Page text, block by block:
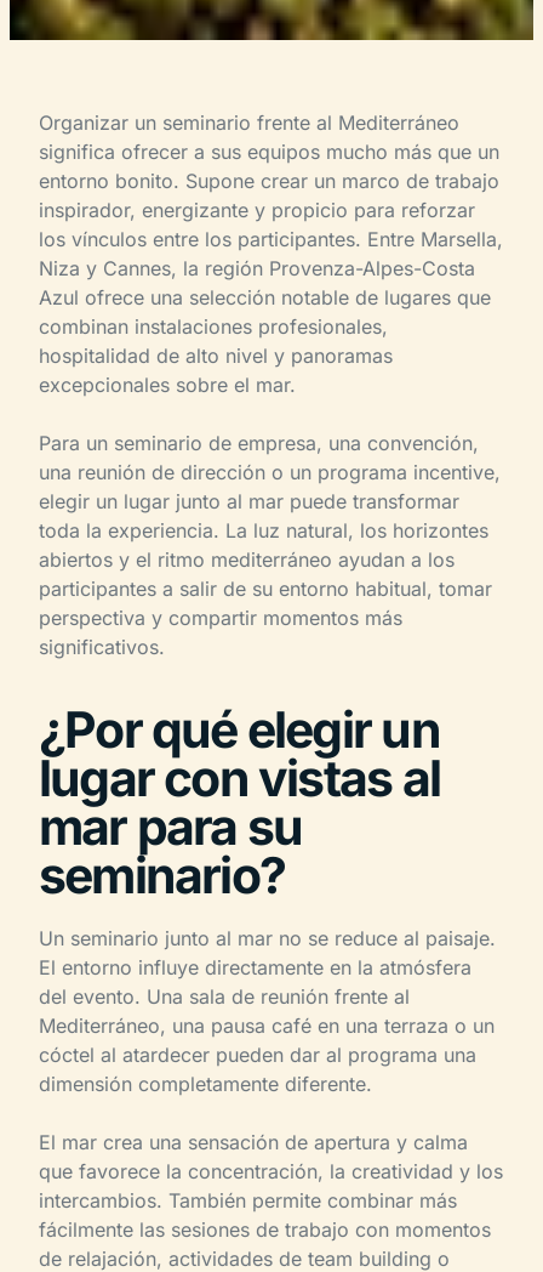
Organizar un seminario frente al Mediterráneo
significa ofrecer a sus equipos mucho más que un
entorno bonito. Supone crear un marco de trabajo
inspirador, energizante y propicio para reforzar
los vínculos entre los participantes. Entre Marsella,
Niza y Cannes, la región Provenza-Alpes-Costa
Azul ofrece una selección notable de lugares que
combinan instalaciones profesionales,
hospitalidad de alto nivel y panoramas
excepcionales sobre el mar.
Para un seminario de empresa, una convención,
una reunión de dirección o un programa incentive,
elegir un lugar junto al mar puede transformar
toda la experiencia. La luz natural, los horizontes
abiertos y el ritmo mediterráneo ayudan a los
participantes a salir de su entorno habitual, tomar
perspectiva y compartir momentos más
significativos.
¿Por qué elegir un
lugar con vistas al
mar para su
seminario?
Un seminario junto al mar no se reduce al paisaje.
El entorno influye directamente en la atmósfera
del evento. Una sala de reunión frente al
Mediterráneo, una pausa café en una terraza o un
cóctel al atardecer pueden dar al programa una
dimensión completamente diferente.
El mar crea una sensación de apertura y calma
que favorece la concentración, la creatividad y los
intercambios. También permite combinar más
fácilmente las sesiones de trabajo con momentos
de relajación, actividades de team building o